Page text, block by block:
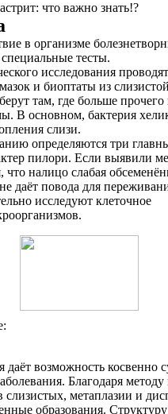
что важно знать!?
в организме
тесты.
исследования проводят
и биоптаты из
там, где больше
В основном, бактерия
слизи.
определяются три
пилори. Если выявили
что налицо слабая
даёт повода для
исследуют клеточное
даёт возможность косвенно
Благодаря
слизистых, метаплазии и
образования.